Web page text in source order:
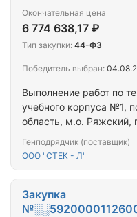
Выполнение работ по
учебного корпуса №1,
область, м.о. Ряжский,
Генподрядчик (поставщик)
ООО "СТЕК - Л"
Окончательная цена
6 774 638,17 ₽
Тип закупки: 44-ФЗ
Победитель выбран:
Закупка